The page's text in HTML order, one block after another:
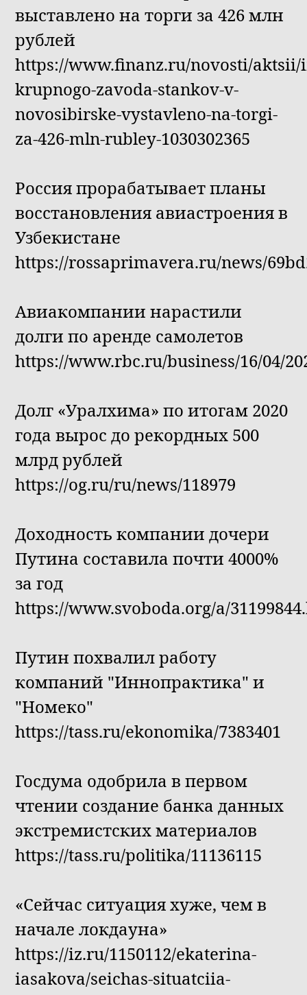
выставлено на торги за 426 млн
рублей
https://www.finanz.ru/novosti/aktsii/
krupnogo-zavoda-stankov-v-
novosibirske-vystavleno-na-torgi-
za-426-mln-rubley-1030302365
Россия прорабатывает планы
восстановления авиастроения в
Узбекистане
https://rossaprimavera.ru/news/
Авиакомпании нарастили
долги по аренде самолетов
https://www.rbc.ru/business/16/04/
Долг «Уралхима» по итогам 2020
года вырос до рекордных 500
млрд рублей
https://og.ru/ru/news/118979
Доходность компании дочери
Путина составила почти 4000%
за год
https://www.svoboda.org/a/
Путин похвалил работу
компаний "Иннопрактика" и
"Номеко"
https://tass.ru/ekonomika/7383401
Госдума одобрила в первом
чтении создание банка данных
экстремистских материалов
https://tass.ru/politika/11136115
«Сейчас ситуация хуже, чем в
начале локдауна»
https://iz.ru/1150112/ekaterina-
iasakova/seichas-situatciia-